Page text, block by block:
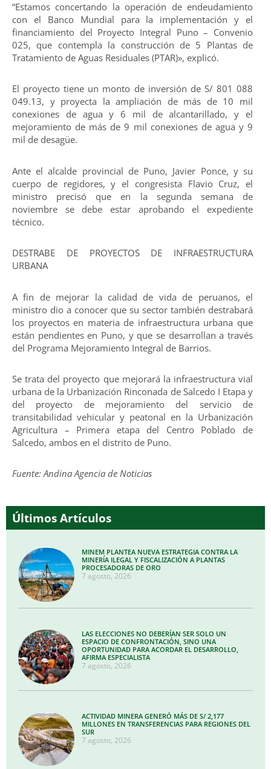
“Estamos concertando la operación de endeudamiento
con el Banco Mundial para la implementación y el
financiamiento del Proyecto Integral Puno – Convenio
025, que contempla la construcción de 5 Plantas de
Tratamiento de Aguas Residuales (PTAR)», explicó.
El proyecto tiene un monto de inversión de S/ 801 088
049.13, y proyecta la ampliación de más de 10 mil
conexiones de agua y 6 mil de alcantarillado, y el
mejoramiento de más de 9 mil conexiones de agua y 9
mil de desagüe.
Ante el alcalde provincial de Puno, Javier Ponce, y su
cuerpo de regidores, y el congresista Flavio Cruz, el
ministro precisó que en la segunda semana de
noviembre se debe estar aprobando el expediente
técnico.
DESTRABE DE PROYECTOS DE INFRAESTRUCTURA
URBANA
A fin de mejorar la calidad de vida de peruanos, el
ministro dio a conocer que su sector también destrabará
los proyectos en materia de infraestructura urbana que
están pendientes en Puno, y que se desarrollan a través
del Programa Mejoramiento Integral de Barrios.
Se trata del proyecto que mejorará la infraestructura vial
urbana de la Urbanización Rinconada de Salcedo I Etapa y
del proyecto de mejoramiento del servicio de
transitabilidad vehicular y peatonal en la Urbanización
Agricultura – Primera etapa del Centro Poblado de
Salcedo, ambos en el distrito de Puno.
Fuente: Andina Agencia de Noticias
Últimos Artículos
MINEM PLANTEA NUEVA ESTRATEGIA CONTRA LA
MINERÍA ILEGAL Y FISCALIZACIÓN A PLANTAS
PROCESADORAS DE ORO
7 agosto, 2026
LAS ELECCIONES NO DEBERÍAN SER SOLO UN
ESPACIO DE CONFRONTACIÓN, SINO UNA
OPORTUNIDAD PARA ACORDAR EL DESARROLLO,
AFIRMA ESPECIALISTA
7 agosto, 2026
ACTIVIDAD MINERA GENERÓ MÁS DE S/ 2,177
MILLONES EN TRANSFERENCIAS PARA REGIONES DEL
SUR
7 agosto, 2026